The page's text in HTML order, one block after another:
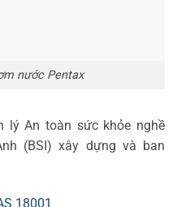
nước Pentax
lý An toàn sức khỏe nghề
(BSI) xây dựng và ban
18001